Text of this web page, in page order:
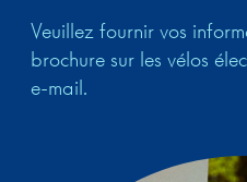
Veuillez fournir vos
brochure sur les vélos
e-mail.